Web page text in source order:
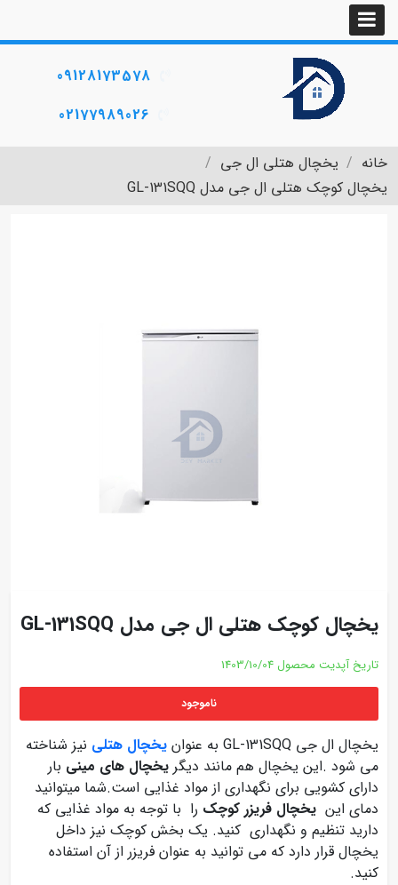
09128173578
02177989026
خانه
یخچال هتلی ال جی
یخچال کوچک هتلی ال جی مدل GL-131SQQ
یخچال کوچک هتلی ال جی مدل GL-131SQQ
تاریخ آپدیت محصول 1403/10/04
ناموجود
یخچال ال جی GL-131SQQ به عنوان یخچال هتلی نیز شناخته
می شود .این یخچال هم مانند دیگر یخچال های مینی بار
دارای کشویی برای نگهداری از مواد غذایی است.شما میتوانید
دمای این یخچال فریزر کوچک را با توجه به مواد غذایی که
دارید تنظیم و نگهداری کنید. یک بخش کوچک نیز داخل
یخچال قرار دارد که می توانید به عنوان فریزر از آن استفاده
کنید.